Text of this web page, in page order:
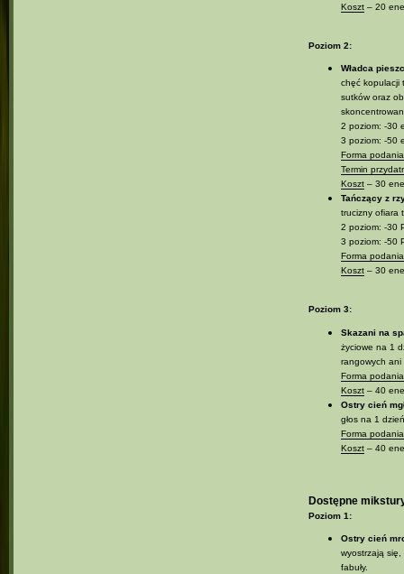
Koszt– 20
Poziom 2:
Władca
chęć kopulacji
sutków oraz
2 poziom: -30
3 poziom: -50
Forma
Termin
Koszt– 30
Tańczący z
trucizny ofiara
2 poziom: -30
3 poziom: -50
Forma
Koszt– 30
Poziom 3:
Skazani na
życiowe na 1
rangowych ani
Forma
Koszt– 40
Ostry cień
głos na 1
Forma
Koszt– 40
Dostępne
Poziom 1:
Ostry cień
wyostrzają się,
fabuły.